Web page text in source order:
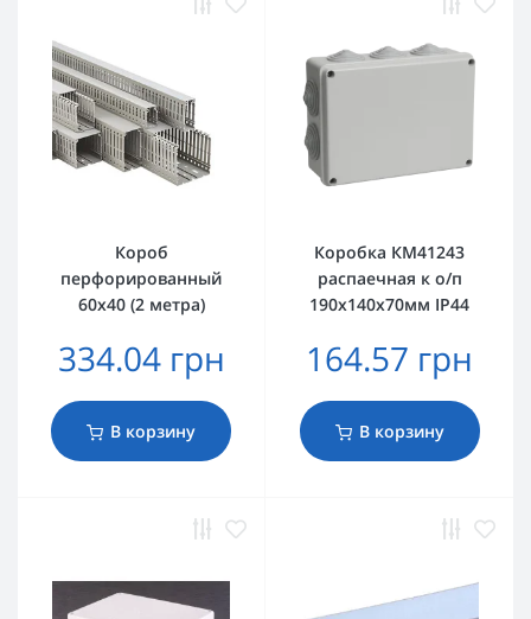
Короб
перфорированный
60х40 (2 метра)
334.04 грн
В корзину
Коробка КМ41243
распаечная к о/п
190х140х70мм IP44
164.57 грн
В корзину